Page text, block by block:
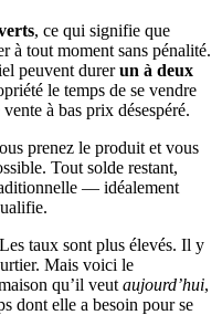
, ce qui signifie que
à tout moment sans pénalité.
peuvent durerun à deux
le temps de se vendre
à bas prix désespéré.
prenez le produit et vous
Tout solde restant,
— idéalement
taux sont plus élevés. Il y
Mais voici le
qu’il veut aujourd’hui,
dont elle a besoin pour se